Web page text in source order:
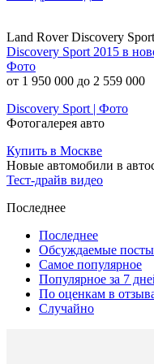
Land Rover Discovery
Discovery Sport 2015 в
Фото
от 1 950 000 до 2 559 000
Discovery Sport | Фото
Фотогалерея авто
Купить в Москве
Новые автомобили в
Тест-драйв видео
Последнее
Последнее
Обсуждаемые посты
Самое популярное
Популярное за 7
По оценкам в
Случайно